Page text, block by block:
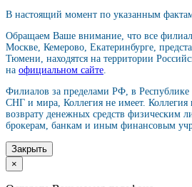
В настоящий момент по указанным фактам
Обращаем Ваше внимание, что все
Москве, Кемерово, Екатеринбурге,
Тюмени, находятся на территории
на официальном сайте
Филиалов за пределами РФ, в Республике
СНГ и мира, Коллегия не имеет. Коллегия
возврату денежных средств физическим
брокерам, банкам и иным финансовым
Закрыть
×